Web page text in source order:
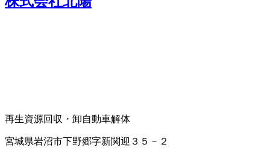
再生資源回収・卸自動車解体
宮城県岩沼市下野郷字新関迎３５－２